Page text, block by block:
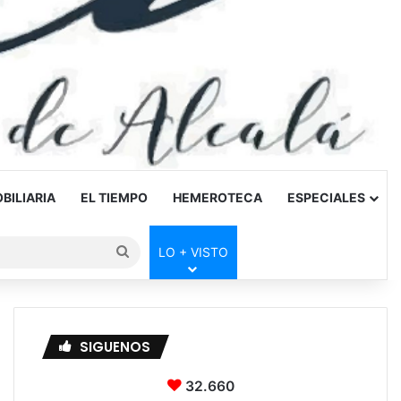
EL TIEMPO HEMEROTECA ESPECIALES
Buscar
por
LO + VISTO
SIGUENOS
32.660